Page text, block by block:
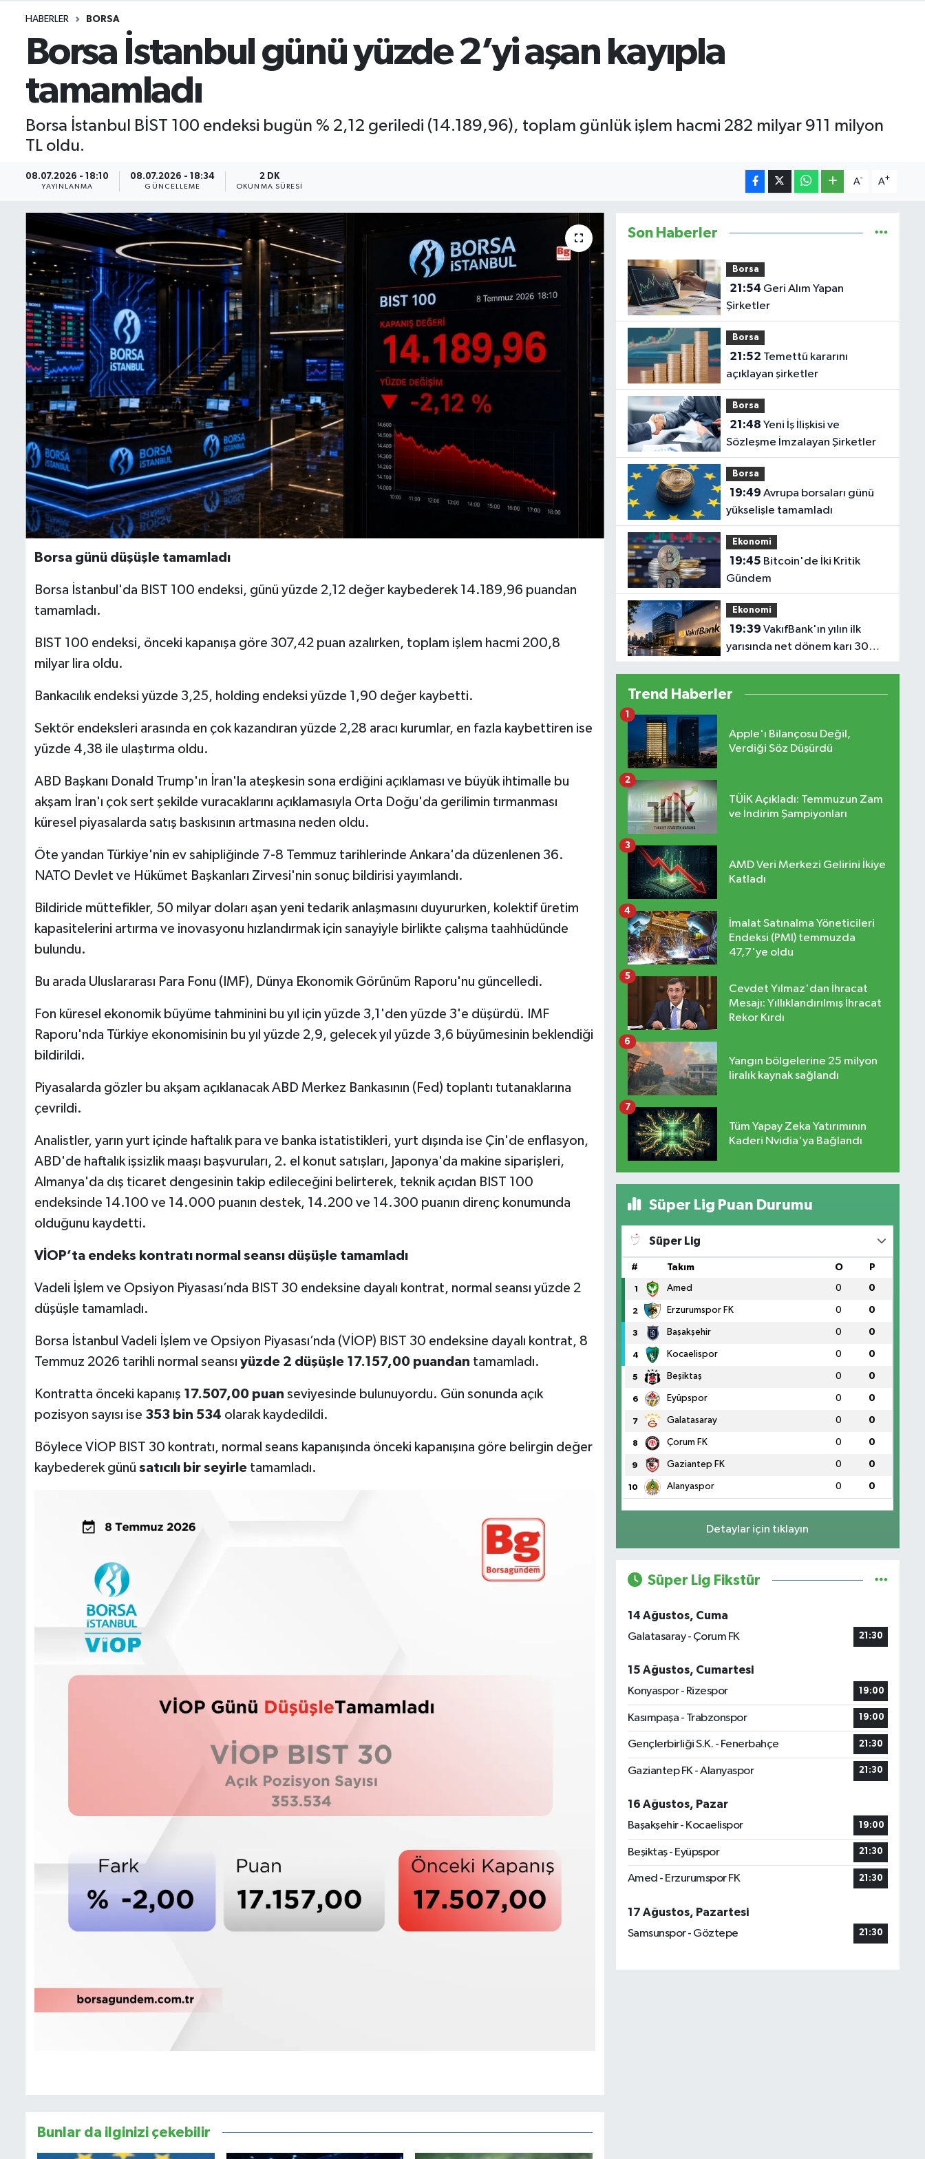
HABERLER BORSA
Borsa İstanbul günü yüzde 2’yi aşan kayıpla
tamamladı
Borsa İstanbul BİST 100 endeksi bugün % 2,12 geriledi (14.189,96), toplam günlük işlem hacmi 282 milyar 911 milyon
TL oldu.
08.07.2026 - 18:10
YAYINLANMA
08.07.2026 - 18:34
GÜNCELLEME
2 DK
OKUNMA SÜRESI
A- A+
Borsa günü düşüşle tamamladı
Borsa İstanbul'da BIST 100 endeksi, günü yüzde 2,12 değer kaybederek 14.189,96 puandan
tamamladı.
BIST 100 endeksi, önceki kapanışa göre 307,42 puan azalırken, toplam işlem hacmi 200,8
milyar lira oldu.
Bankacılık endeksi yüzde 3,25, holding endeksi yüzde 1,90 değer kaybetti.
Sektör endeksleri arasında en çok kazandıran yüzde 2,28 aracı kurumlar, en fazla kaybettiren ise
yüzde 4,38 ile ulaştırma oldu.
ABD Başkanı Donald Trump'ın İran'la ateşkesin sona erdiğini açıklaması ve büyük ihtimalle bu
akşam İran'ı çok sert şekilde vuracaklarını açıklamasıyla Orta Doğu'da gerilimin tırmanması
küresel piyasalarda satış baskısının artmasına neden oldu.
Öte yandan Türkiye'nin ev sahipliğinde 7-8 Temmuz tarihlerinde Ankara'da düzenlenen 36.⁠
⁠NATO Devlet ve Hükümet Başkanları Zirvesi'nin sonuç bildirisi yayımlandı.
Bildiride müttefikler, 50 milyar doları aşan yeni tedarik anlaşmasını duyururken, kolektif üretim
kapasitelerini artırma ve inovasyonu hızlandırmak için sanayiyle birlikte çalışma taahhüdünde
bulundu.
Bu arada Uluslararası Para Fonu (IMF), Dünya Ekonomik Görünüm Raporu'nu güncelledi.
Fon küresel ekonomik büyüme tahminini bu yıl için yüzde 3,1'den yüzde 3'e düşürdü. IMF
Raporu'nda Türkiye ekonomisinin bu yıl yüzde 2,9, gelecek yıl yüzde 3,6 büyümesinin beklendiği
bildirildi.
Piyasalarda gözler bu akşam açıklanacak ABD Merkez Bankasının (Fed) toplantı tutanaklarına
çevrildi.
Analistler, yarın yurt içinde haftalık para ve banka istatistikleri, yurt dışında ise Çin'de enflasyon,
ABD'de haftalık işsizlik maaşı başvuruları, 2. el konut satışları, Japonya'da makine siparişleri,
Almanya'da dış ticaret dengesinin takip edileceğini belirterek, teknik açıdan BIST 100
endeksinde 14.100 ve 14.000 puanın destek, 14.200 ve 14.300 puanın direnç konumunda
olduğunu kaydetti.
VİOP’ta endeks kontratı normal seansı düşüşle tamamladı
Vadeli İşlem ve Opsiyon Piyasası’nda BIST 30 endeksine dayalı kontrat, normal seansı yüzde 2
düşüşle tamamladı.
Borsa İstanbul Vadeli İşlem ve Opsiyon Piyasası’nda (VİOP) BIST 30 endeksine dayalı kontrat, 8
Temmuz 2026 tarihli normal seansı yüzde 2 düşüşle 17.157,00 puandan tamamladı.
Kontratta önceki kapanış 17.507,00 puan seviyesinde bulunuyordu. Gün sonunda açık
pozisyon sayısı ise 353 bin 534 olarak kaydedildi.
Böylece VİOP BIST 30 kontratı, normal seans kapanışında önceki kapanışına göre belirgin değer
kaybederek günü satıcılı bir seyirle tamamladı.
Bunlar da ilginizi çekebilir
Son Haberler
Borsa
21:54
Şirketler
Borsa
21:52
açıklayan şirketler
Borsa
21:48
Sözleşme İmzalayan Şirketler
Borsa
19:49
yükselişle tamamladı
Ekonomi
19:45
Gündem
Ekonomi
19:39
yarısında net dönem karı 30
milyar lira
Trend Haberler
Apple'ı Bilançosu Değil,
Verdiği Söz Düşürdü
1
TÜİK Açıkladı: Temmuzun Zam
ve İndirim Şampiyonları
2
AMD Veri Merkezi Gelirini İkiye
Katladı
3
İmalat Satınalma Yöneticileri
Endeksi (PMI) temmuzda
47,7'ye oldu
4
Cevdet Yılmaz'dan İhracat
Mesajı: Yıllıklandırılmış İhracat
Rekor Kırdı
5
Yangın bölgelerine 25 milyon
liralık kaynak sağlandı
6
Tüm Yapay Zeka Yatırımının
Kaderi Nvidia'ya Bağlandı
7
Süper Lig Puan Durumu
Süper Lig
# Takım O P
1 Amed 0 0
2 Erzurumspor FK 0 0
3 Başakşehir 0 0
4 Kocaelispor 0 0
5 Beşiktaş 0 0
6 Eyüpspor 0 0
7 Galatasaray 0 0
8 Çorum FK 0 0
9 Gaziantep FK 0 0
10 Alanyaspor 0 0
Detaylar için tıklayın
Süper Lig Fikstür
14 Ağustos, Cuma
Galatasaray - Çorum FK
21:30
15 Ağustos, Cumartesi
Konyaspor - Rizespor
19:00
Kasımpaşa - Trabzonspor 19:00
Gençlerbirliği S.K. - Fenerbahçe 21:30
Gaziantep FK - Alanyaspor 21:30
16 Ağustos, Pazar
Başakşehir - Kocaelispor
19:00
Beşiktaş - Eyüpspor 21:30
Amed - Erzurumspor FK 21:30
17 Ağustos, Pazartesi
Samsunspor - Göztepe
21:30
İletişim
Künye
Yasal Uyarı